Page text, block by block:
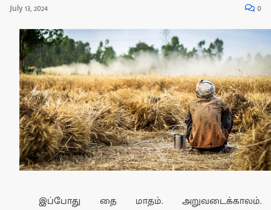
July 13, 2024 0
இப்போது தைமாதம். அறுவடைக்காலம்.